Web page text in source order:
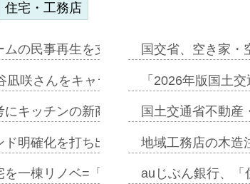
住宅・工務店
ムの民事再生を支援=スポンサー契約…
凪咲さんをキャラクターに起用…
キッチンの新商品=「ファミーレキ…
明確化を打ち出す=年内にも城南エ…
一棟リノベ=「職住遊」融合型の賃…
国交省、空き家
「2026年版国土
国土交通省不動
地域工務店の木造
auじぶん銀行、